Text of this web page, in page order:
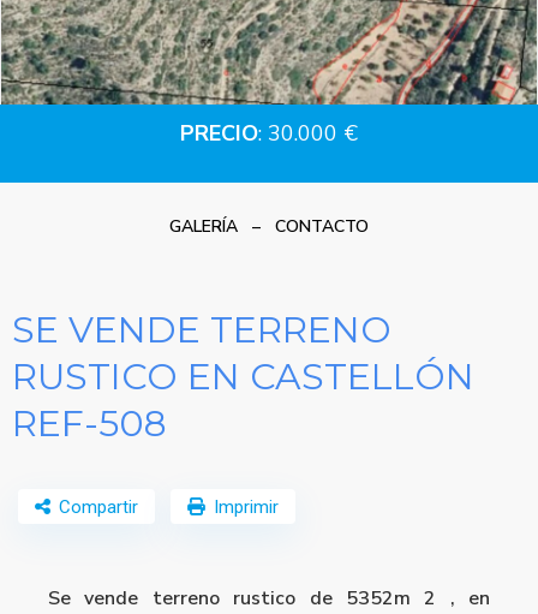
PRECIO: 30.000 €
GALERÍA – CONTACTO
SE VENDE TERRENO
RUSTICO EN CASTELLÓN
REF-508
Compartir Imprimir
Se vende terreno rustico de 5352m 2 , en